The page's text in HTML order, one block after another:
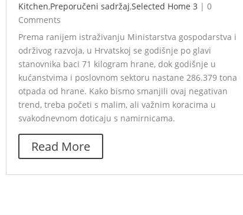
Kitchen,Preporučeni sadržaj,Selected Home 3 | 0
Comments
Prema ranijem istraživanju Ministarstva gospodarstva i
održivog razvoja, u Hrvatskoj se godišnje po glavi
stanovnika baci 71 kilogram hrane, dok godišnje u
kućanstvima i poslovnom sektoru nastane 286.379 tona
otpada od hrane. Kako bismo smanjili ovaj negativan
trend, treba početi s malim, ali važnim koracima u
svakodnevnom doticaju s namirnicama.
Read More